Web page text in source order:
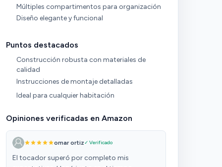
Múltiples compartimentos para organización
Diseño elegante y funcional
Puntos destacados
Construcción robusta con materiales de
calidad
Instrucciones de montaje detalladas
Ideal para cualquier habitación
Opiniones verificadas en Amazon
omar ortiz✓ Verificado
El tocador superó por completo mis